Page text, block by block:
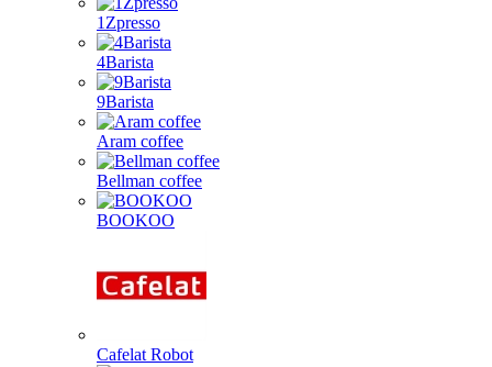
1Zpresso
4Barista
9Barista
Aram coffee
Bellman coffee
BOOKOO
Cafelat Robot